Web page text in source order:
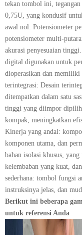
tekan tombol ini,
0,75U, yang kondusif
awal nol: Potensiometer
potensiometer multi-
akurasi penyesuaian
digital digunakan untuk
dioperasikan dan memiliki
terintegrasi: Desain
ditempatkan dalam satu
tinggi yang diimpor dipilih
kompak, meningkatkan
Kinerja yang andal:
komponen utama, dan
bahan isolasi khusus,
kelembaban yang kuat,
sederhana: tombol fungsi
instruksinya jelas, dan
Berikut ini beberapa
untuk referensi Anda